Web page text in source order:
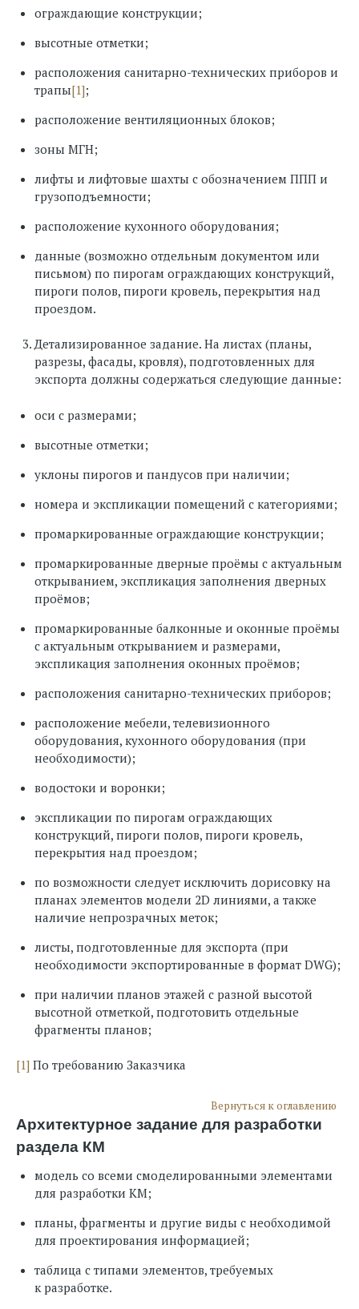
ограждающие конструкции;
высотные отметки;
расположения санитарно-технических приборов и
трапы[1];
расположение вентиляционных блоков;
зоны МГН;
лифты и лифтовые шахты с обозначением ППП и
грузоподъемности;
расположение кухонного оборудования;
данные (возможно отдельным документом или
письмом) по пирогам ограждающих конструкций,
пироги полов, пироги кровель, перекрытия над
проездом.
Детализированное задание. На листах (планы,
разрезы, фасады, кровля), подготовленных для
экспорта должны содержаться следующие данные:
оси с размерами;
высотные отметки;
уклоны пирогов и пандусов при наличии;
номера и экспликации помещений с категориями;
промаркированные ограждающие конструкции;
промаркированные дверные проёмы с актуальным
открыванием, экспликация заполнения дверных
проёмов;
промаркированные балконные и оконные проёмы
с актуальным открыванием и размерами,
экспликация заполнения оконных проёмов;
расположения санитарно-технических приборов;
расположение мебели, телевизионного
оборудования, кухонного оборудования (при
необходимости);
водостоки и воронки;
экспликации по пирогам ограждающих
конструкций, пироги полов, пироги кровель,
перекрытия над проездом;
по возможности следует исключить дорисовку на
планах элементов модели 2D линиями, а также
наличие непрозрачных меток;
листы, подготовленные для экспорта (при
необходимости экспортированные в формат DWG);
при наличии планов этажей с разной высотой
высотной отметкой, подготовить отдельные
фрагменты планов;
[1] По требованию Заказчика
Вернуться к оглавлению
Архитектурное задание для разработки
раздела КМ
модель со всеми смоделированными элементами
для разработки КМ;
планы, фрагменты и другие виды с необходимой
для проектирования информацией;
таблица с типами элементов, требуемых
к разработке.